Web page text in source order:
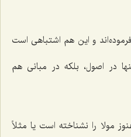
و این هم اشتباهی است
در اصول، بلکه در مبانی هم
مولا را نشناخته است یا مثلاً